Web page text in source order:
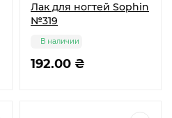
Лак для ногтей Sophin
№319
192.00 ₴
В наличии